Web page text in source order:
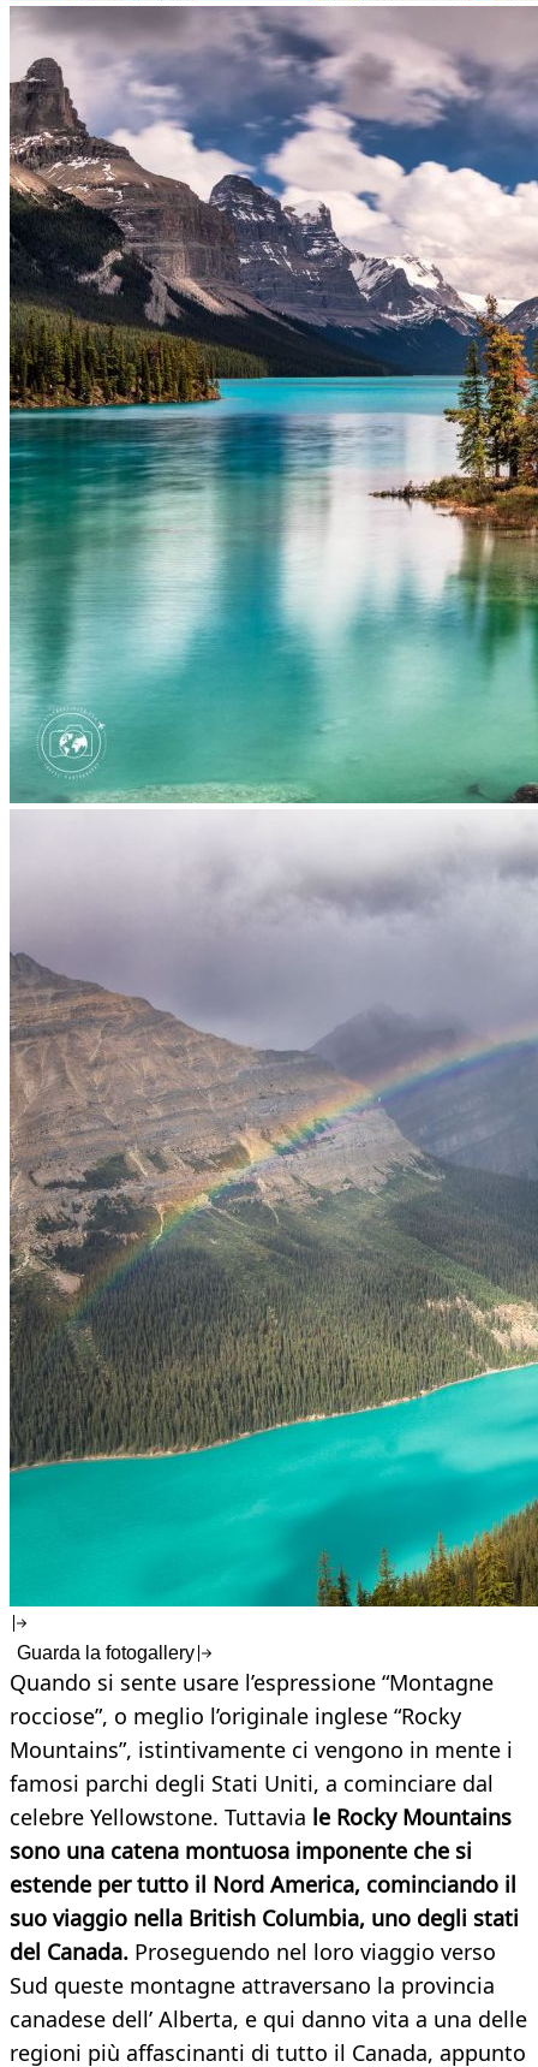
Guarda la fotogallery
Quando si sente usare l’espressione “Montagne
rocciose”, o meglio l’originale inglese “Rocky
Mountains”, istintivamente ci vengono in mente i
famosi parchi degli Stati Uniti, a cominciare dal
celebre Yellowstone. Tuttavia le Rocky Mountains
sono una catena montuosa imponente che si
estende per tutto il Nord America, cominciando il
suo viaggio nella British Columbia, uno degli stati
del Canada. Proseguendo nel loro viaggio verso
Sud queste montagne attraversano la provincia
canadese dell’ Alberta, e qui danno vita a una delle
regioni più affascinanti di tutto il Canada, appunto